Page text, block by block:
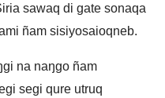
sawaq di gate sonaqa
ñam sisiyosaioqneb.
na naŋgo ñam
segi qure utruq